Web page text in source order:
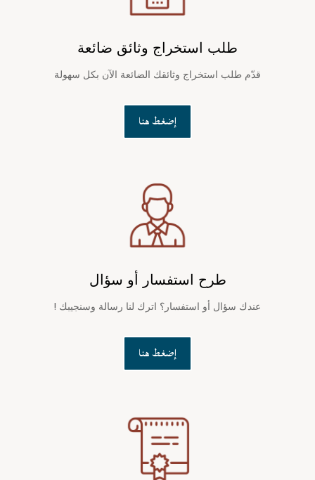
طلب استخراج وثائق ضائعة
قدّم طلب استخراج وثائقك الضائعة الآن بكل سهولة
إضغط هنا
طرح استفسار أو سؤال
عندك سؤال أو استفسار؟ اترك لنا رسالة وسنجيبك !
إضغط هنا